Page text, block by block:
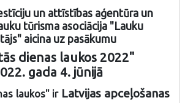
un attīstības aģentūra un
tūrisma asociācija "Lauku
aicina uz pasākumu
dienas laukos 2022"
gada 4. jūnijā
laukos" ir Latvijas apceļošanas